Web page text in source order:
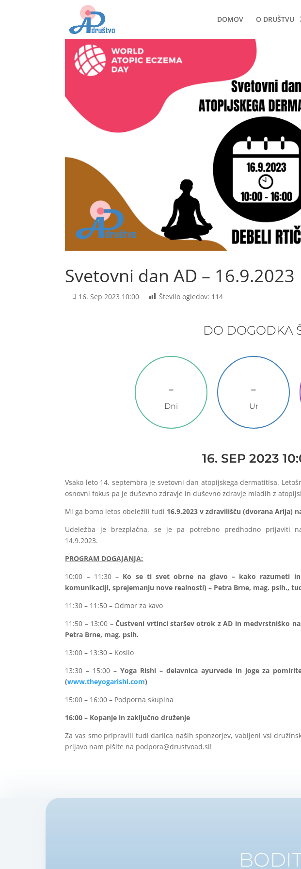
DOMOV O DRUŠTVU
Svetovni dan AD – 16.9.2023
16. Sep 2023 10:00 Število ogledov: 114
DO DOGODKA
-
Dni
-
Ur
16. SEP 2023
Vsako leto 14. septembra je svetovni dan atopijskega dermatitisa.
osnovni fokus pa je duševno zdravje in duševno zdravje mladih z
Mi ga bomo letos obeležili tudi 16.9.2023 v zdravilišču (dvorana Arija)
Udeležba je brezplačna, se je pa potrebno predhodno prijaviti
14.9.2023.
PROGRAM DOGAJANJA:
10:00 – 11:30 – Ko se ti svet obrne na glavo – kako razumeti
komunikaciji, sprejemanju nove realnosti) – Petra Brne, mag. psih.,
11:30 – 11:50 – Odmor za kavo
11:50 – 13:00 –Čustveni vrtinci staršev otrok z AD in medvrstniško
Petra Brne, mag. psih.
13:00 – 13:30 – Kosilo
13:30 – 15:00 –Yoga Rishi – delavnica ayurvede in joge za
(www.theyogarishi.com)
15:00 – 16:00 – Podporna skupina
16:00 – Kopanje in zaključno druženje
Za vas smo pripravili tudi darilca naših sponzorjev, vabljeni vsi
prijavo nam pišite na podpora@drustvoad.si!